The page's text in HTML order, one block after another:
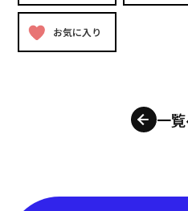
お気に入り
一